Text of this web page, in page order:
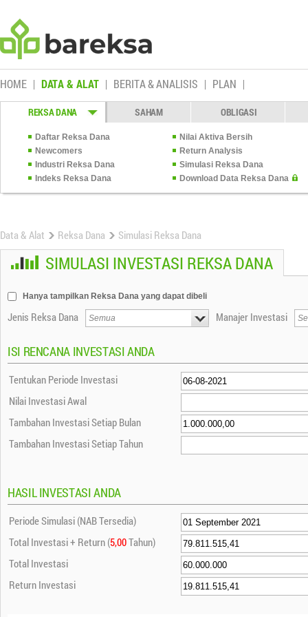
HOME DATA & ALAT BERITA & ANALISIS PLAN
REKSA DANA SAHAM OBLIGASI
Daftar Reksa Dana
Nilai Aktiva Bersih
Newcomers
Return Analysis
Industri Reksa Dana
Simulasi Reksa Dana
Indeks Reksa Dana
Download Data Reksa Dana
Data & Alat Reksa Dana Simulasi Reksa Dana
SIMULASI INVESTASI REKSA DANA
Hanya tampilkan Reksa Dana yang dapat dibeli
Jenis Reksa Dana Manajer Investasi
ISI RENCANA INVESTASI ANDA
Tentukan Periode Investasi
Nilai Investasi Awal
Tambahan Investasi Setiap Bulan
Tambahan Investasi Setiap Tahun
HASIL INVESTASI ANDA
Periode Simulasi (NAB Tersedia)
Total Investasi + Return (5,00Tahun)
Total Investasi
Return Investasi